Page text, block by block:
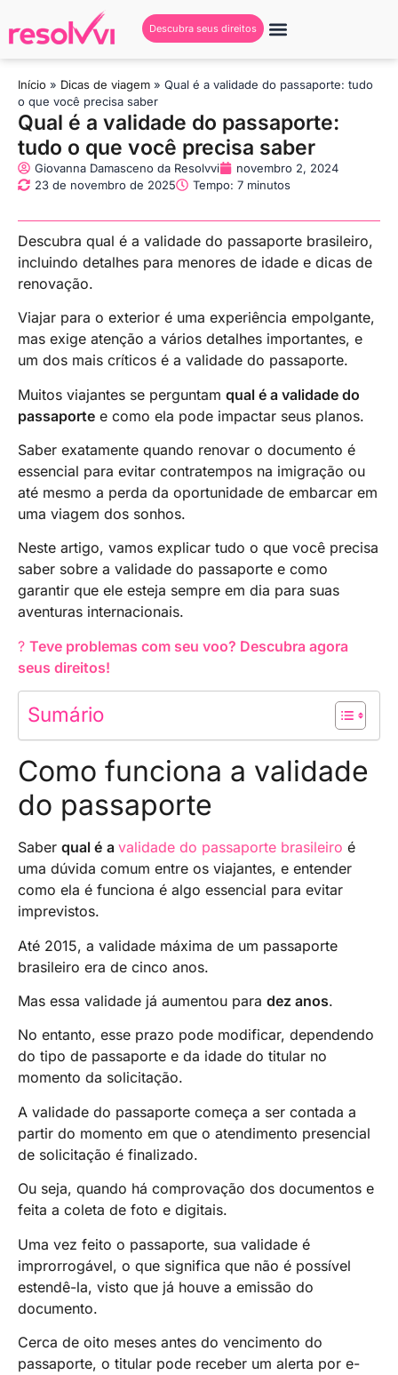
Descubra seus direitos
Início » Dicas de viagem » Qual é a validade do passaporte: tudo
o que você precisa saber
Qual é a validade do passaporte:
tudo o que você precisa saber
Giovanna Damasceno da Resolvvi
novembro 2, 2024
23 de novembro de 2025
Tempo: 7 minutos
Descubra qual é a validade do passaporte brasileiro,
incluindo detalhes para menores de idade e dicas de
renovação.
Viajar para o exterior é uma experiência empolgante,
mas exige atenção a vários detalhes importantes, e
um dos mais críticos é a validade do passaporte.
Muitos viajantes se perguntam qual é a validade do
passaporte e como ela pode impactar seus planos.
Saber exatamente quando renovar o documento é
essencial para evitar contratempos na imigração ou
até mesmo a perda da oportunidade de embarcar em
uma viagem dos sonhos.
Neste artigo, vamos explicar tudo o que você precisa
saber sobre a validade do passaporte e como
garantir que ele esteja sempre em dia para suas
aventuras internacionais.
? Teve problemas com seu voo? Descubra agora
seus direitos!
Sumário
Como funciona a validade
do passaporte
Saber qual é a validade do passaporte brasileiro é
uma dúvida comum entre os viajantes, e entender
como ela é funciona é algo essencial para evitar
imprevistos.
Até 2015, a validade máxima de um passaporte
brasileiro era de cinco anos.
Mas essa validade já aumentou para dez anos.
No entanto, esse prazo pode modificar, dependendo
do tipo de passaporte e da idade do titular no
momento da solicitação.
A validade do passaporte começa a ser contada a
partir do momento em que o atendimento presencial
de solicitação é finalizado.
Ou seja, quando há comprovação dos documentos e
feita a coleta de foto e digitais.
Uma vez feito o passaporte, sua validade é
improrrogável, o que significa que não é possível
estendê-la, visto que já houve a emissão do
documento.
Cerca de oito meses antes do vencimento do
passaporte, o titular pode receber um alerta por e-